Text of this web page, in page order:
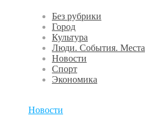
Без рубрики
Город
Культура
Люди. События. Места
Новости
Спорт
Экономика
Новости